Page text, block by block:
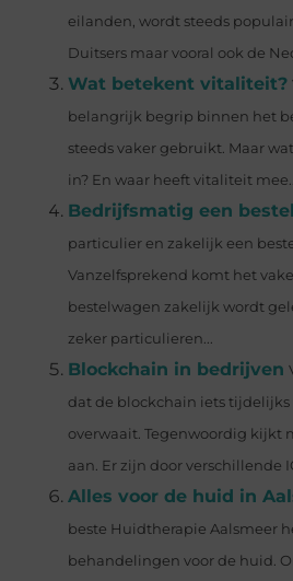
eilanden, wordt steeds
Duitsers maar vooral ook de
Wat betekent vitaliteit?
belangrijk begrip binnen het
steeds vaker gebruikt. Maar
in? En waar heeft vitaliteit
Bedrijfsmatig een
particulier en zakelijk een
Vanzelfsprekend komt het
bestelwagen zakelijk wordt
zeker particulieren...
Blockchain in bedrijven
dat de blockchain iets tijdelijks
overwaait. Tegenwoordig kijkt
aan. Er zijn door verschillende
Alles voor de huid in
beste Huidtherapie Aalsmeer
behandelingen voor de huid.